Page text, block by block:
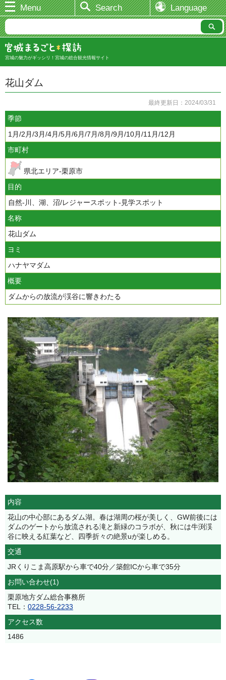
Menu Search Language
宮城の魅力がギッシリ！宮城の総合観光情報サイト
花山ダム
最終更新日：2024/03/31
季節
1月/2月/3月/4月/5月/6月/7月/8月/9月/10月/11月/12月
市町村
県北エリア-栗原市
目的
自然-川、湖、沼/レジャースポット-見学スポット
名称
花山ダム
ヨミ
ハナヤマダム
概要
ダムからの放流が渓谷に響きわたる
内容
花山の中心部にあるダム湖。春は湖周の桜が美しく、GW前後には
ダムのゲートから放流される滝と新緑のコラボが、秋には牛渕渓
谷に映える紅葉など、四季折々の絶景uが楽しめる。
交通
JRくりこま高原駅から車で40分／築館ICから車で35分
お問い合わせ(1)
栗原地方ダム総合事務所
TEL： 0228-56-2233
アクセス数
1486